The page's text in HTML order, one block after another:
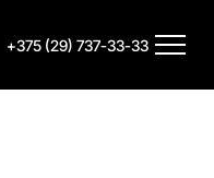
+375 (29) 737-33-33